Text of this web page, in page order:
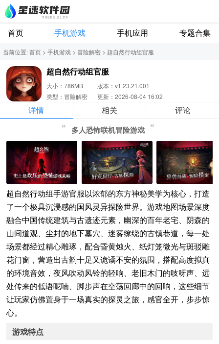
首页 手机游戏 手机应用 专题合集
当前位置:首页 > 手机游戏 > 冒险解密 > 超自然行动组官服
超自然行动组官服
大小：786MB
版本：v1.23.21.001
类型：冒险解密
更新：2026-08-04 16:02
详情 相关 评论
多人恐怖联机冒险游戏
超自然行动组手游官服以浓郁的东方神秘美学为核心，打造
了一个极具沉浸感的国风灵异探险世界。游戏地图场景深度
融合中国传统建筑与古遗迹元素，幽深的百年老宅、阴森的
山间道观、尘封的地下墓穴、迷雾缭绕的古镇巷道，每一处
场景都经过精心雕琢，配合昏黄烛火、纸灯笼微光与斑驳雕
花门窗，营造出古韵十足又诡谲不安的氛围，搭配高度拟真
的环境音效，夜风吹动风铃的轻响、老旧木门的吱呀声、远
处传来的低语呢喃、脚步声在空荡回廊中的回响，这些细节
让玩家仿佛置身于一场真实的探灵之旅，感官全开，步步惊
心。
游戏特点